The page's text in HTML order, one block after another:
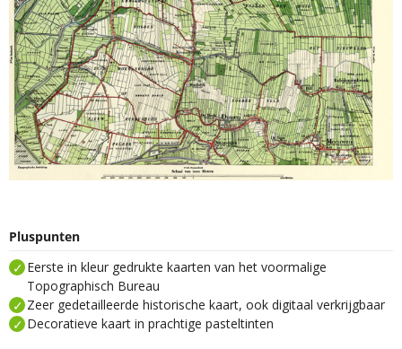
Pluspunten
Eerste in kleur gedrukte kaarten van het voormalige
Topographisch Bureau
Zeer gedetailleerde historische kaart, ook digitaal verkrijgbaar
Decoratieve kaart in prachtige pasteltinten